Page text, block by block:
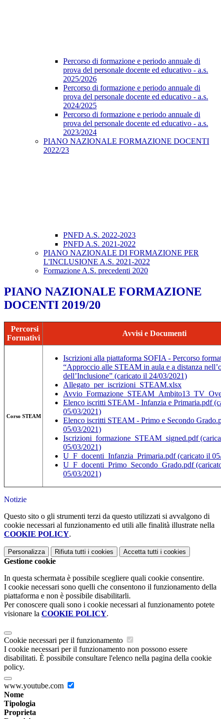
Percorso di formazione e periodo annuale di
prova del personale docente ed educativo - a.s.
2025/2026
Percorso di formazione e periodo annuale di
prova del personale docente ed educativo - a.s.
2024/2025
Percorso di formazione e periodo annuale di
prova del personale docente ed educativo - a.s.
2023/2024
PIANO NAZIONALE FORMAZIONE DOCENTI
2022/23
PNFD A.S. 2022-2023
PNFD A.S. 2021-2022
PIANO NAZIONALE DI FORMAZIONE PER
L'INCLUSIONE A.S. 2021-2022
Formazione A.S. precedenti 2020
PIANO NAZIONALE FORMAZIONE
DOCENTI 2019/20
Percorsi
Formativi
Avvisi e Documenti
Corso STEAM
Iscrizioni alla piattaforma SOFIA - Percorso
“Approccio alle STEAM in aula e a distanza
dell’Inclusione” (caricato il 24/03/2021)
Allegato_per_iscrizioni_STEAM.xlsx
Elenco iscritti STEAM - Infanzia e Primaria.pdf
05/03/2021)
Elenco iscritti STEAM - Primo e Secondo
05/03/2021)
Iscrizioni_formazione_STEAM_signed.pdf
05/03/2021)
U_F_docenti_Infanzia_Primaria.pdf(caricato il
U_F_docenti_Primo_Secondo_Grado.pdf
05/03/2021)
Notizie
Questo sito o gli strumenti terzi da questo utilizzati si avvalgono di
cookie necessari al funzionamento ed utili alle finalità illustrate nella
COOKIE POLICY.
Personalizza Rifiuta tutti i cookies Accetta tutti i cookies
Gestione cookie
In questa schermata è possibile scegliere quali cookie consentire.
I cookie necessari sono quelli che consentono il funzionamento della
piattaforma e non è possibile disabilitarli.
Per conoscere quali sono i cookie necessari al funzionamento potete
visionare la COOKIE POLICY.
Cookie necessari per il funzionamento
I cookie necessari per il funzionamento non possono essere
disabilitati. È possibile consultare l'elenco nella pagina della cookie
policy.
www.youtube.com
Nome
Tipologia
Proprieta